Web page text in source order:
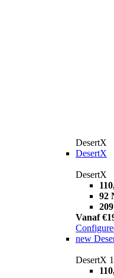
DesertX
DesertX
DesertX
92
Vanaf
new
DesertX